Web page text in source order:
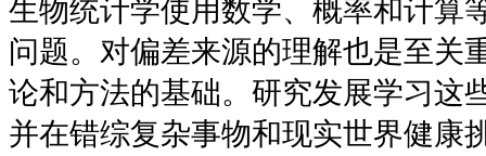
生物统计学使用数学、概率和计算
问题。对偏差来源的理解也是至关
论和方法的基础。研究发展学习这
并在错综复杂事物和现实世界健康